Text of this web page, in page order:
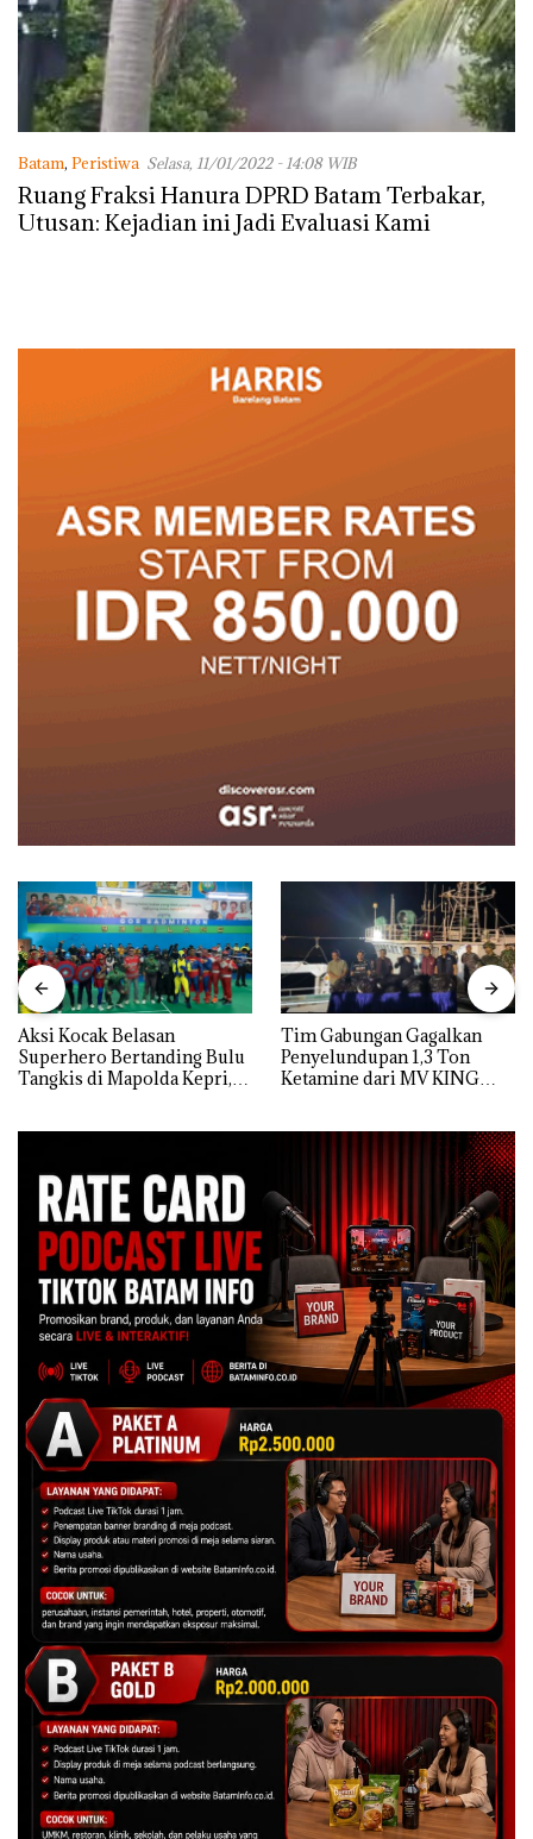
Batam, Peristiwa Selasa, 11/01/2022 - 14:08 WIB
Ruang Fraksi Hanura DPRD Batam Terbakar,
Utusan: Kejadian ini Jadi Evaluasi Kami
Aksi Kocak Belasan
Superhero Bertanding Bulu
Tangkis di Mapolda Kepri,
Tim Gabungan Gagalkan
Penyelundupan 1,3 Ton
Ketamine dari MV KING